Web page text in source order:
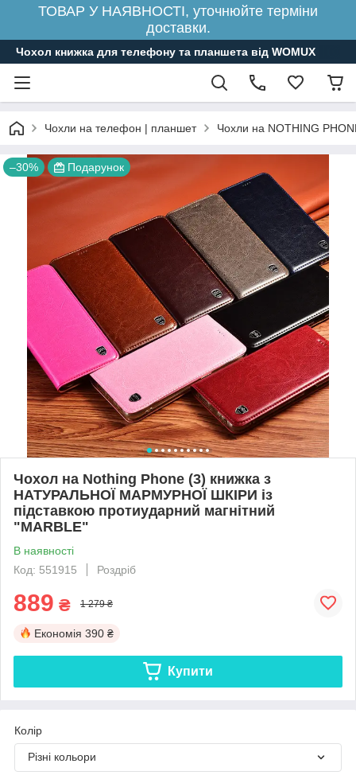
ТОВАР У НАЯВНОСТІ, уточнюйте терміни
доставки.
Чохол книжка для телефону та планшета від WOMUX
Чохли на телефон | планшет Чохли на NOTHING
–30% Подарунок
Чохол на Nothing Phone (3) книжка з
НАТУРАЛЬНОЇ МАРМУРНОЇ ШКІРИ із
підставкою протиударний магнітний
"MARBLE"
В наявності
Код: 551915
Роздріб
889 ₴ 1 279 ₴
Економія 390 ₴
Купити
Колір
Різні кольори